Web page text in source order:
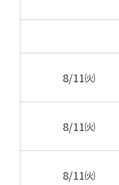
8/11㈫
8/11㈫
8/11㈫